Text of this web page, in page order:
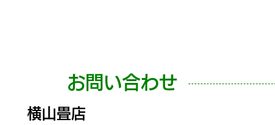
お問い合わせ
横山畳店